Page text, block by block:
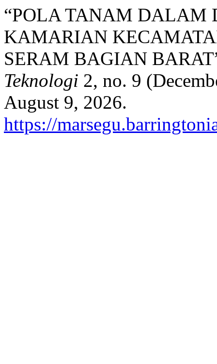
“POLA TANAM DALAM
KAMARIAN
SERAM BAGIAN
Teknologi 2, no. 9
August 9, 2026.
https://